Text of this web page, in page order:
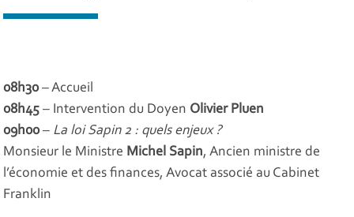
08h30– Accueil
08h45 – Intervention du Doyen Olivier Pluen
09h00– La loi Sapin 2 : quels enjeux ?
Monsieur le Ministre Michel Sapin, Ancien ministre de
l’économie et des finances, Avocat associé au Cabinet
Franklin